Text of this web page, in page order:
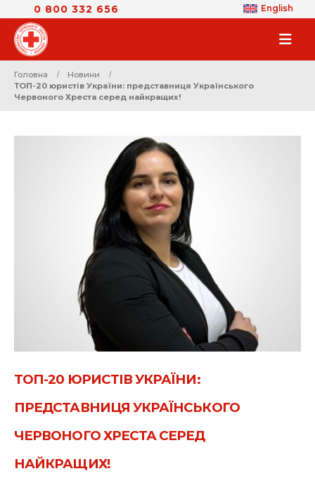
0 800 332 656 English
Головна
Новини
ТОП-20 юристів України: представниця Українського
Червоного Хреста серед найкращих!
ТОП-20 ЮРИСТІВ УКРАЇНИ:
ПРЕДСТАВНИЦЯ УКРАЇНСЬКОГО
ЧЕРВОНОГО ХРЕСТА СЕРЕД
НАЙКРАЩИХ!